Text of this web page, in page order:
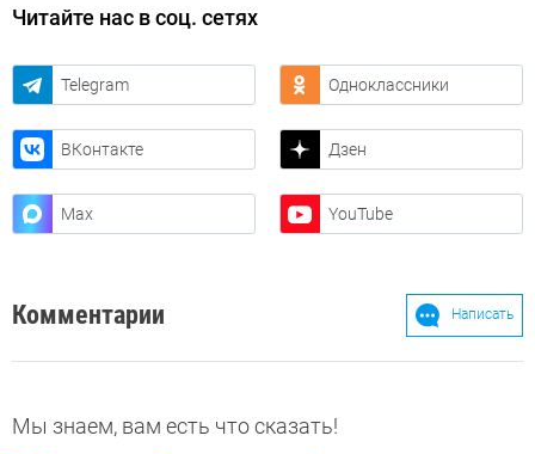
Читайте нас в соц. сетях
Telegram Одноклассники
ВКонтакте Дзен
Max YouTube
Комментарии Написать
Мы знаем, вам есть что сказать!